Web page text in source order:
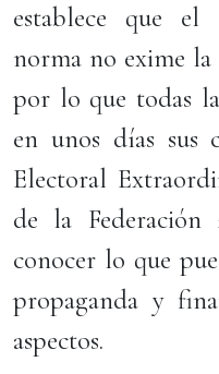
establece que el
norma no exime
por lo que todas
en unos días sus
Electoral
de la Federación
conocer lo que
propaganda y
aspectos.